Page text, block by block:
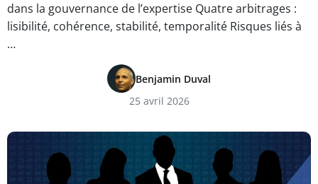
dans la gouvernance de l’expertise Quatre arbitrages :
lisibilité, cohérence, stabilité, temporalité Risques liés à
…
Benjamin Duval
25 avril 2026